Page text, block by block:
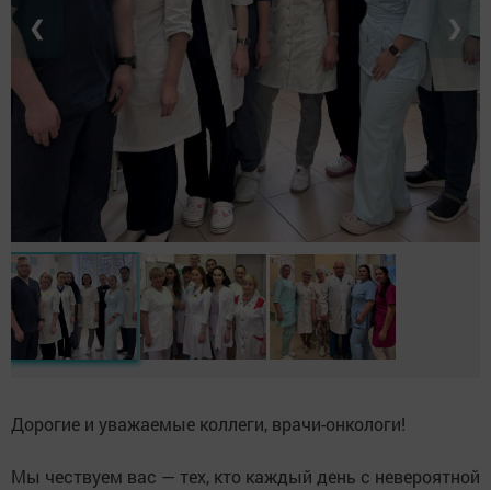
❮ ❯
Дорогие и уважаемые коллеги, врачи-онкологи!
Мы чествуем вас — тех, кто каждый день с невероятной